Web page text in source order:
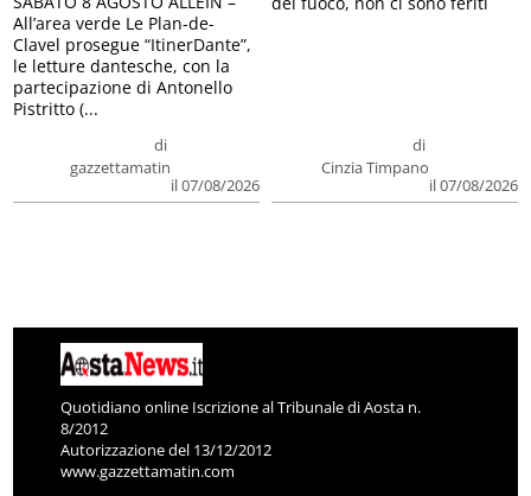
di
gazzettamatin
il 07/08/2026
All’area verde Le Plan-de-
Clavel prosegue “ItinerDante”,
le letture dantesche, con la
partecipazione di Antonello
Pistritto (...
di
Cinzia Timpano
il 07/08/2026
Quotidiano online Iscrizione al Tribunale di Aosta n.
8/2012
Autorizzazione del 13/12/2012
www.gazzettamatin.com